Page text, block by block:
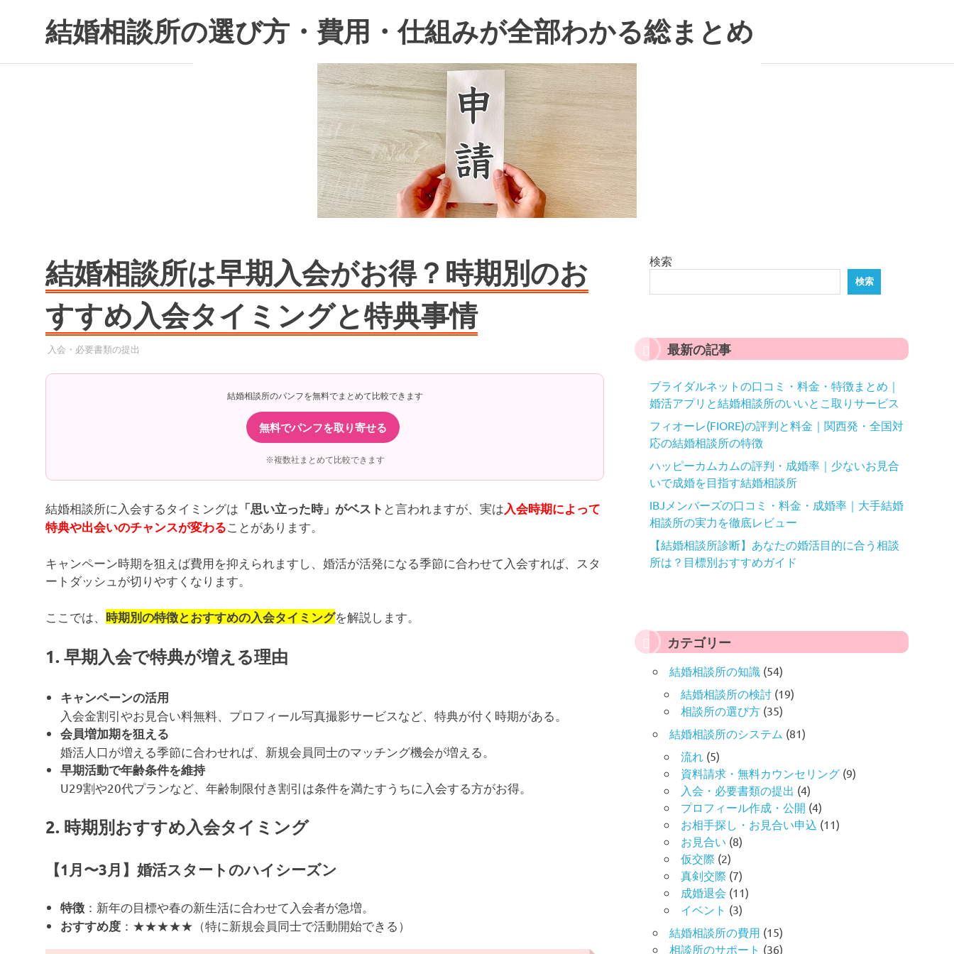
結婚相談所の選び方・費用・仕組みが全部わかる総まとめ
結婚相談所は早期入会がお得？時期別のお
すすめ入会タイミングと特典事情
2025年9月29日
YYYPRO
入会・必要書類の提出
結婚相談所のパンフを無料でまとめて比較できます
無料でパンフを取り寄せる
※複数社まとめて比較できます
結婚相談所に入会するタイミングは 「思い立った時」がベスト と言われますが、実は入会時期によって
特典や出会いのチャンスが変わる ことがあります。
キャンペーン時期を狙えば費用を抑えられますし、婚活が活発になる季節に合わせて入会すれば、スタ
ートダッシュが切りやすくなります。
ここでは、 時期別の特徴とおすすめの入会タイミングを解説します。
1. 早期入会で特典が増える理由
キャンペーンの活用
入会金割引やお見合い料無料、プロフィール写真撮影サービスなど、特典が付く時期がある。
会員増加期を狙える
婚活人口が増える季節に合わせれば、新規会員同士のマッチング機会が増える。
早期活動で年齢条件を維持
U29割や20代プランなど、年齢制限付き割引は条件を満たすうちに入会する方がお得。
2. 時期別おすすめ入会タイミング
【1月〜3月】婚活スタートのハイシーズン
特徴 ：新年の目標や春の新生活に合わせて入会者が急増。
おすすめ度 ：★★★★★（特に新規会員同士で活動開始できる）
検索
検索
最新の記事
ブライダルネットの口コミ・料金・特徴まとめ｜
婚活アプリと結婚相談所のいいとこ取りサービス
フィオーレ(FIORE)の評判と料金｜関西発・全国対
応の結婚相談所の特徴
ハッピーカムカムの評判・成婚率｜少ないお見合
いで成婚を目指す結婚相談所
IBJメンバーズの口コミ・料金・成婚率｜大手結婚
相談所の実力を徹底レビュー
【結婚相談所診断】あなたの婚活目的に合う相談
所は？目標別おすすめガイド
カテゴリー
結婚相談所の知識 (54)
結婚相談所の検討 (19)
相談所の選び方 (35)
結婚相談所のシステム (81)
流れ (5)
資料請求・無料カウンセリング (9)
入会・必要書類の提出 (4)
プロフィール作成・公開 (4)
お相手探し・お見合い申込 (11)
お見合い (8)
仮交際 (2)
真剣交際 (7)
成婚退会 (11)
イベント (3)
結婚相談所の費用 (15)
相談所のサポート (36)